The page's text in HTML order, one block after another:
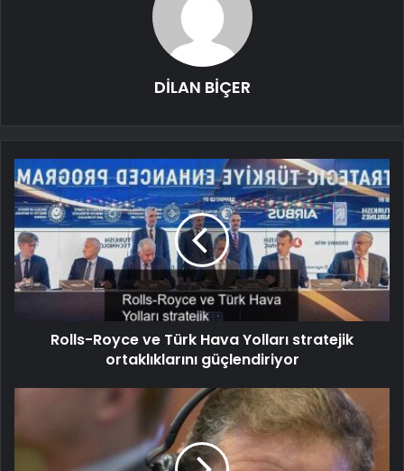
DİLAN BİÇER
Rolls-Royce ve Türk Hava Yolları stratejik
ortaklıklarını güçlendiriyor